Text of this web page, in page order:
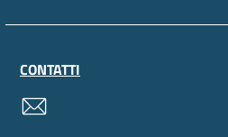
CONTATTI